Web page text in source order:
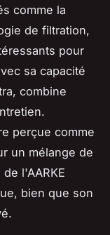
comme la
de filtration,
pour
sa capacité
combine
perçue comme
un mélange de
l'AARKE
bien que son